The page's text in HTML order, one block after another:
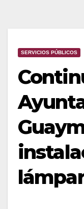
SERVICIOS PÚBLICOS